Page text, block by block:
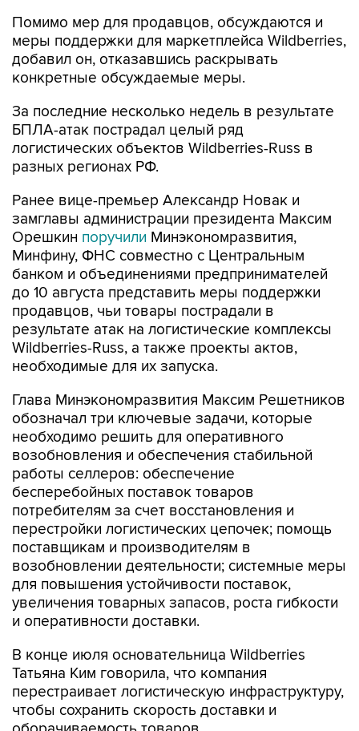
Помимо мер для продавцов, обсуждаются и
меры поддержки для маркетплейса Wildberries,
добавил он, отказавшись раскрывать
конкретные обсуждаемые меры.
За последние несколько недель в результате
БПЛА-атак пострадал целый ряд
логистических объектов Wildberries-Russ в
разных регионах РФ.
Ранее вице-премьер Александр Новак и
замглавы администрации президента Максим
Орешкин поручили Минэкономразвития,
Минфину, ФНС совместно с Центральным
банком и объединениями предпринимателей
до 10 августа представить меры поддержки
продавцов, чьи товары пострадали в
результате атак на логистические комплексы
Wildberries-Russ, а также проекты актов,
необходимые для их запуска.
Глава Минэкономразвития Максим Решетников
обозначал три ключевые задачи, которые
необходимо решить для оперативного
возобновления и обеспечения стабильной
работы селлеров: обеспечение
бесперебойных поставок товаров
потребителям за счет восстановления и
перестройки логистических цепочек; помощь
поставщикам и производителям в
возобновлении деятельности; системные меры
для повышения устойчивости поставок,
увеличения товарных запасов, роста гибкости
и оперативности доставки.
В конце июля основательница Wildberries
Татьяна Ким говорила, что компания
перестраивает логистическую инфраструктуру,
чтобы сохранить скорость доставки и